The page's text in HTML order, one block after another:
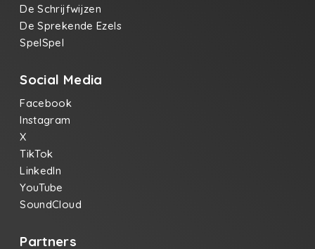
De Schrijfwijzen
De Sprekende Ezels
SpelSpel
Social Media
Facebook
Instagram
X
TikTok
LinkedIn
YouTube
SoundCloud
Partners